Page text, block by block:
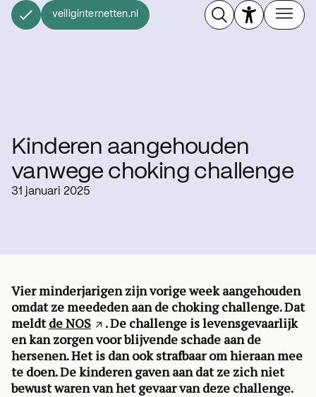
veiliginternetten.nl
Kinderen aangehouden
vanwege choking challenge
31 januari 2025
Vier minderjarigen zijn vorige week aangehouden
omdat ze meededen aan de choking challenge. Dat
meldtde NOS
. De challenge is levensgevaarlijk
en kan zorgen voor blijvende schade aan de
hersenen. Het is dan ook strafbaar om hieraan mee
te doen. De kinderen gaven aan dat ze zich niet
bewust waren van het gevaar van deze challenge.